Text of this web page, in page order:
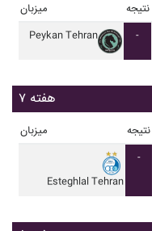
میزبان نتیجه
Peykan Tehran -
هفته ۷
میزبان نتیجه
Esteghlal Tehran
-